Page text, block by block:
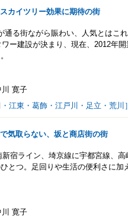
カイツリー効果に期待の街
通る街ながら賑わい、人気とはこ
ー建設が決まり、現在、2012年
川 寛子
江東・葛飾・江戸川・足立・荒川］
気取らない、坂と商店街の街
宿ライン、埼京線に宇都宮線、
とつ。足回りや生活の便利さに加
川 寛子